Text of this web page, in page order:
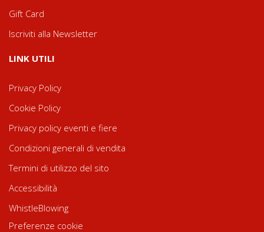
Gift Card
Iscriviti alla Newsletter
LINK UTILI
Privacy Policy
Cookie Policy
Privacy policy eventi e fiere
Condizioni generali di vendita
Termini di utilizzo del sito
Accessibilità
WhistleBlowing
Preferenze cookie